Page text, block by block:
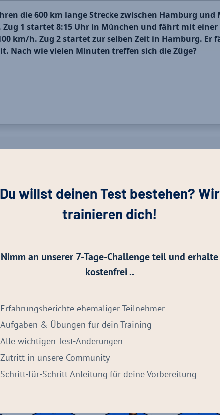
Du willst deinen Test bestehen? Wir
trainieren dich!
Nimm an unserer 7-Tage-Challenge teil und erhalte
kostenfrei ..
Erfahrungsberichte ehemaliger Teilnehmer
Aufgaben & Übungen für dein Training
Alle wichtigen Test-Änderungen
Zutritt in unsere Community
Schritt-für-Schritt Anleitung für deine Vorbereitung